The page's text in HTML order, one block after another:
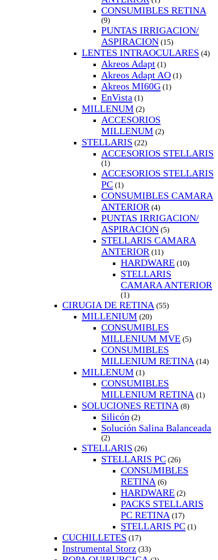
CONSUMIBLES RETINA
(9)
PUNTAS IRRIGACION/
ASPIRACION (15)
LENTES INTRAOCULARES (4)
Akreos Adapt (1)
Akreos Adapt AO (1)
Akreos MI60G (1)
EnVista (1)
MILLENUM (2)
ACCESORIOS
MILLENUM (2)
STELLARIS (22)
ACCESORIOS STELLARIS
(1)
ACCESORIOS STELLARIS
PC (1)
CONSUMIBLES CAMARA
ANTERIOR (4)
PUNTAS IRRIGACION/
ASPIRACION (5)
STELLARIS CAMARA
ANTERIOR (11)
HARDWARE (10)
STELLARIS
CAMARA ANTERIOR
(1)
CIRUGIA DE RETINA (55)
MILLENIUM (20)
CONSUMIBLES
MILLENIUM MVE (5)
CONSUMIBLES
MILLENIUM RETINA (14)
MILLENUM (1)
CONSUMIBLES
MILLENIUM RETINA (1)
SOLUCIONES RETINA (8)
Silicón (2)
Solución Salina Balanceada
(2)
STELLARIS (26)
STELLARIS PC (26)
CONSUMIBLES
RETINA (6)
HARDWARE (2)
PACKS STELLARIS
PC RETINA (17)
STELLARIS PC (1)
CUCHILLETES (17)
Instrumental Storz (33)